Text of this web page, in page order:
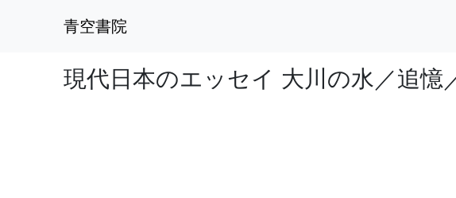
青空書院
現代日本のエッセイ 大川の水／追